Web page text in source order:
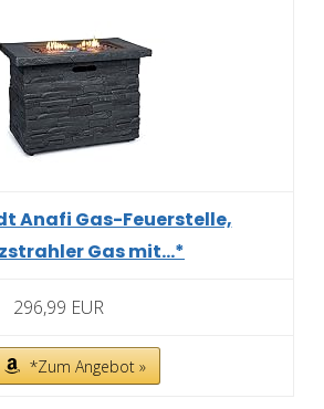
Anafi Gas-Feuerstelle,
Gas mit...*
296,99 EUR
*Zum Angebot »